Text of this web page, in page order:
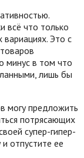
всё что только
Это с
минус в том что
лишь бы
могу предложить
потрясающих
супер-гипер-
отпустите ее